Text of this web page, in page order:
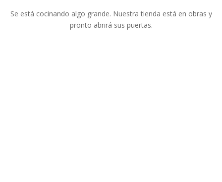
Se está cocinando algo grande. Nuestra tienda está en obras y
pronto abrirá sus puertas.